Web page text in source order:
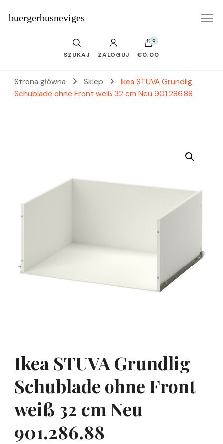
buergerbusneviges
SZUKAJ ZALOGUJ
0
€0,00
Strona główna Sklep
Ikea STUVA Grundlig
Schublade ohne Front weiß 32 cm Neu 901.286.88
Ikea STUVA Grundlig
Schublade ohne Front
weiß 32 cm Neu
901.286.88